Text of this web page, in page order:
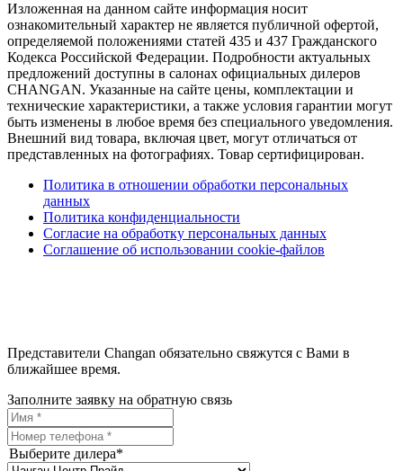
Изложенная на данном сайте информация носит
ознакомительный характер не является публичной офертой,
определяемой положениями статей 435 и 437 Гражданского
Кодекса Российской Федерации. Подробности актуальных
предложений доступны в салонах официальных дилеров
CHANGAN. Указанные на сайте цены, комплектации и
технические характеристики, а также условия гарантии могут
быть изменены в любое время без специального уведомления.
Внешний вид товара, включая цвет, могут отличаться от
представленных на фотографиях. Товар сертифицирован.
Политика в отношении обработки персональных
данных
Политика конфиденциальности
Согласие на обработку персональных данных
Соглашение об использовании cookie-файлов
Представители Changan обязательно свяжутся с Вами в
ближайшее время.
Заполните заявку на обратную связь
Выберите дилера*